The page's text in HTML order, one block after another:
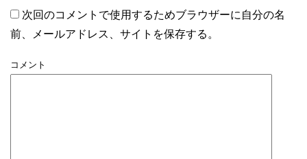
次回のコメントで使用するためブラウザーに自分の名
前、メールアドレス、サイトを保存する。
コメント